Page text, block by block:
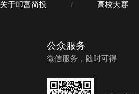
关于叩富简投 / 高校大赛
公众服务
微信服务，随时可得